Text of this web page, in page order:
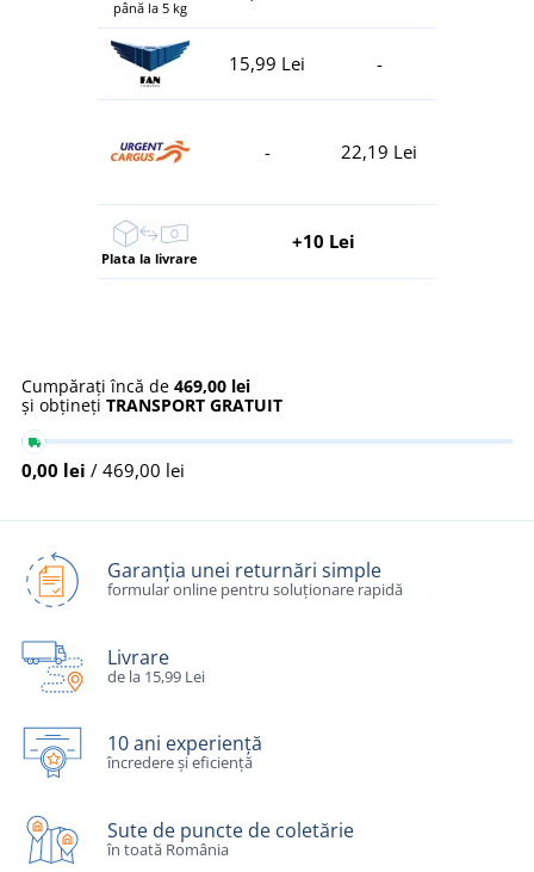
până la 5 kg
15,99 Lei -
- 22,19 Lei
Plata la livrare
+10 Lei
Cumpărați încă de 469,00 lei
și obțineți TRANSPORT GRATUIT
0,00 lei / 469,00 lei
Garanția unei returnări simple
formular online pentru soluționare rapidă
Livrare
de la 15,99 Lei
10 ani experiență
încredere și eficiență
Sute de puncte de coletărie
în toată România